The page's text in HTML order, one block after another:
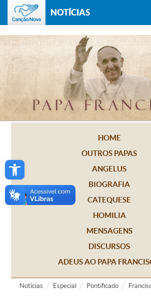
Open toolbar
NOTÍCIAS
HOME
OUTROS PAPAS
ANGELUS
BIOGRAFIA
CATEQUESE
HOMILIA
MENSAGENS
DISCURSOS
ADEUS AO PAPA
Notícias Especial Pontificado